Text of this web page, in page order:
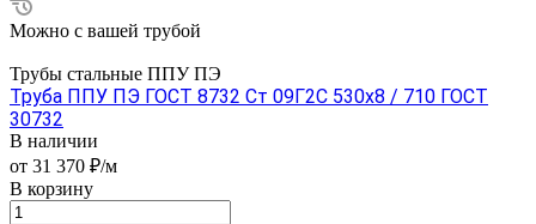
Можно с вашей трубой
Трубы стальные ППУ ПЭ
Труба ППУ ПЭ ГОСТ 8732 Ст 09Г2С 530x8 / 710 ГОСТ
30732
В наличии
от 31 370 ₽/м
В корзину